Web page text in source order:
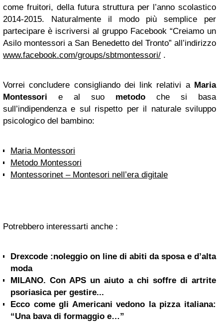
come fruitori, della futura struttura per l’anno scolastico
2014-2015. Naturalmente il modo più semplice per
partecipare è iscriversi al gruppo Facebook “Creiamo un
Asilo montessori a San Benedetto del Tronto” all’indirizzo
www.facebook.com/groups/sbtmontessori/ .
Vorrei concludere consigliando dei link relativi a Maria
Montessori e al suo metodo che si basa
sull’indipendenza e sul rispetto per il naturale sviluppo
psicologico del bambino:
Maria Montessori
Metodo Montessori
Montessorinet – Montesori nell’era digitale
Potrebbero interessarti anche :
Drexcode :noleggio on line di abiti da sposa e d’alta
moda
MILANO. Con APS un aiuto a chi soffre di artrite
psoriasica per gestire...
Ecco come gli Americani vedono la pizza italiana:
“Una bava di formaggio e…”